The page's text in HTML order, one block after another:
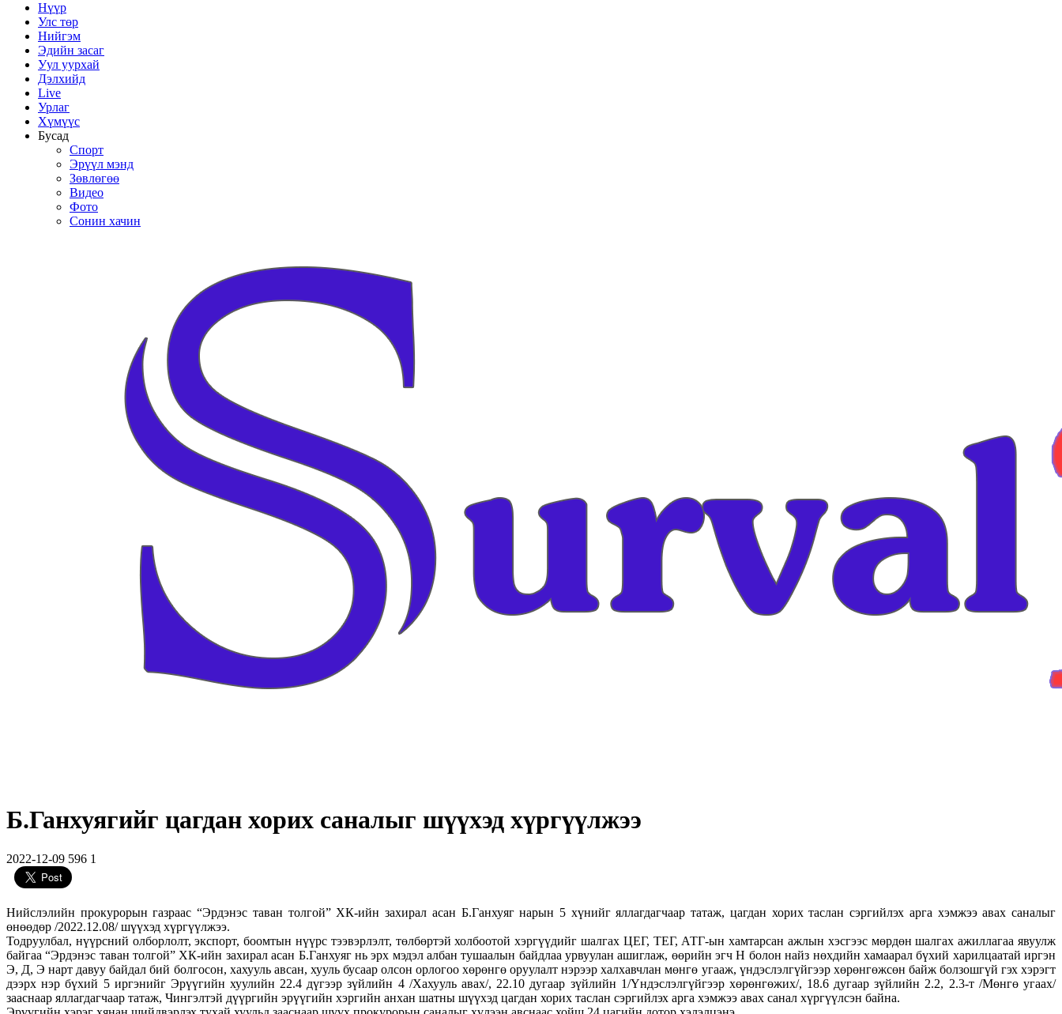
Нүүр
Улс төр
Нийгэм
Эдийн засаг
Уул уурхай
Дэлхийд
Live
Урлаг
Хүмүүс
Бусад
Спорт
Эрүүл мэнд
Зөвлөгөө
Видео
Фото
Сонин хачин
Б.Ганхуягийг цагдан хорих саналыг шүүхэд хүргүүлжээ
2022-12-09 596 1
Нийслэлийн прокурорын газраас “Эрдэнэс таван толгой” ХК-ийн захирал асан Б.Ганхуяг нарын 5 хүнийг яллагдагчаар татаж, цагдан хорих таслан сэргийлэх арга хэмжээ авах саналыг
өнөөдөр /2022.12.08/ шүүхэд хүргүүлжээ.
Тодруулбал, нүүрсний олборлолт, экспорт, боомтын нүүрс тээвэрлэлт, төлбөртэй холбоотой хэргүүдийг шалгах ЦЕГ, ТЕГ, АТГ-ын хамтарсан ажлын хэсгээс мөрдөн шалгах ажиллагаа явуулж
байгаа “Эрдэнэс таван толгой” ХК-ийн захирал асан Б.Ганхуяг нь эрх мэдэл албан тушаалын байдлаа урвуулан ашиглаж, өөрийн эгч Н болон найз нөхдийн хамаарал бүхий харилцаатай иргэн
Э, Д, Э нарт давуу байдал бий болгосон, хахууль авсан, хууль бусаар олсон орлогоо хөрөнгө оруулалт нэрээр халхавчлан мөнгө угааж, үндэслэлгүйгээр хөрөнгөжсөн байж болзошгүй гэх хэрэгт
дээрх нэр бүхий 5 иргэнийг Эрүүгийн хуулийн 22.4 дүгээр зүйлийн 4 /Хахууль авах/, 22.10 дугаар зүйлийн 1/Үндэслэлгүйгээр хөрөнгөжих/, 18.6 дугаар зүйлийн 2.2, 2.3-т /Мөнгө угаах/
зааснаар яллагдагчаар татаж, Чингэлтэй дүүргийн эрүүгийн хэргийн анхан шатны шүүхэд цагдан хорих таслан сэргийлэх арга хэмжээ авах санал хүргүүлсэн байна.